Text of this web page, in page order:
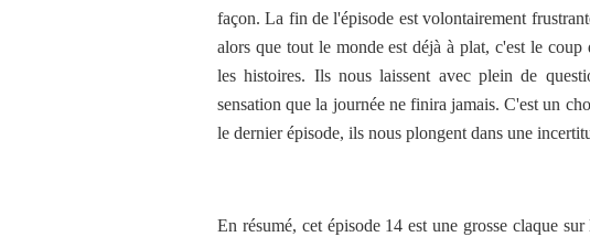
façon. La fin de l'épisode est volontairement
alors que tout le monde est déjà à plat, c'est le coup
les histoires. Ils nous laissent avec plein de
sensation que la journée ne finira jamais. C'est un
le dernier épisode, ils nous plongent dans une
En résumé, cet épisode 14 est une grosse claque